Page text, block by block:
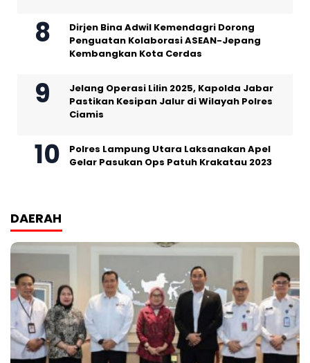
Dirjen Bina Adwil Kemendagri Dorong
Penguatan Kolaborasi ASEAN-Jepang
Kembangkan Kota Cerdas
Jelang Operasi Lilin 2025, Kapolda Jabar
Pastikan Kesipan Jalur di Wilayah Polres
Ciamis
Polres Lampung Utara Laksanakan Apel
Gelar Pasukan Ops Patuh Krakatau 2023
DAERAH